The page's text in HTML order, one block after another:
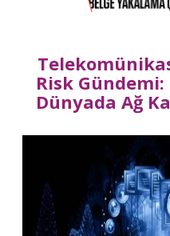
Risk Gündemi:
Dünyada Ağ